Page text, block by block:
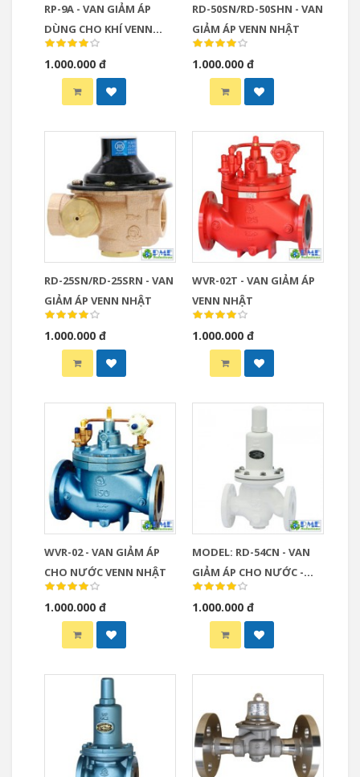
RP-9A - VAN GIẢM ÁP
DÙNG CHO KHÍ VENN
NHẬT
1.000.000 đ
RD-50SN/RD-50SHN - VAN
GIẢM ÁP VENN NHẬT
1.000.000 đ
RD-25SN/RD-25SRN - VAN
GIẢM ÁP VENN NHẬT
1.000.000 đ
WVR-02T - VAN GIẢM ÁP
VENN NHẬT
1.000.000 đ
WVR-02 - VAN GIẢM ÁP
CHO NƯỚC VENN NHẬT
1.000.000 đ
MODEL: RD-54CN - VAN
GIẢM ÁP CHO NƯỚC -
VENN- NHẬT
1.000.000 đ